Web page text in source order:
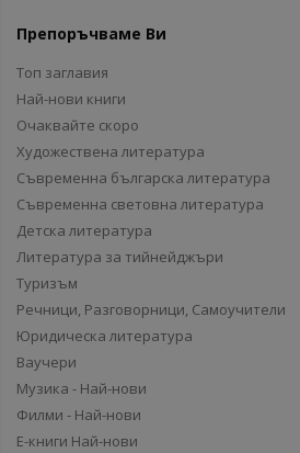
Препоръчваме Ви
Топ заглавия
Най-нови книги
Очаквайте скоро
Художествена литература
Съвременна българска литература
Съвременна световна литература
Детска литература
Литература за тийнейджъри
Туризъм
Речници, Разговорници, Самоучители
Юридическа литература
Ваучери
Музика - Най-нови
Филми - Най-нови
Е-книги Най-нови